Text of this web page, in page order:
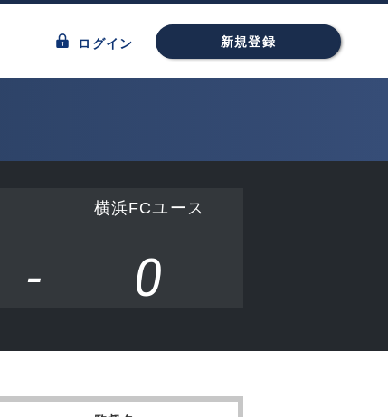
ログイン 新規登録
横浜FCユース
- 0